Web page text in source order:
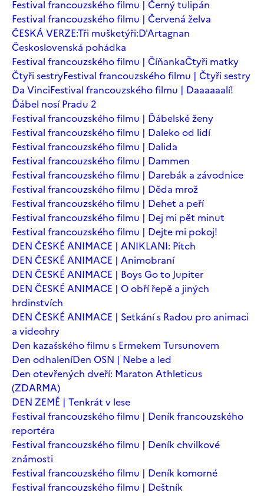
Festival francouzského filmu | Černý tulipán
Festival francouzského filmu | Červená želva
ČESKÁ VERZE:Tři mušketýři:D'Artagnan
Československá pohádka
Festival francouzského filmu | ČíňankaČtyři matky
Čtyři sestryFestival francouzského filmu | Čtyři sestry
Da VinciFestival francouzského filmu | Daaaaaalí!
Ďábel nosí Pradu 2
Festival francouzského filmu | Ďábelské ženy
Festival francouzského filmu | Daleko od lidí
Festival francouzského filmu | Dalida
Festival francouzského filmu | Dammen
Festival francouzského filmu | Darebák a závodnice
Festival francouzského filmu | Děda mrož
Festival francouzského filmu | Dehet a peří
Festival francouzského filmu | Dej mi pět minut
Festival francouzského filmu | Dejte mi pokoj!
DEN ČESKÉ ANIMACE | ANIKLANI: Pitch
DEN ČESKÉ ANIMACE | Animobraní
DEN ČESKÉ ANIMACE | Boys Go to Jupiter
DEN ČESKÉ ANIMACE | O obří řepě a jiných
hrdinstvích
DEN ČESKÉ ANIMACE | Setkání s Radou pro animaci
a videohry
Den kazašského filmu s Ermekem Tursunovem
Den odhaleníDen OSN | Nebe a led
Den otevřených dveří: Maraton Athleticus
(ZDARMA)
DEN ZEMĚ | Tenkrát v lese
Festival francouzského filmu | Deník francouzského
reportéra
Festival francouzského filmu | Deník chvilkové
známosti
Festival francouzského filmu | Deník komorné
Festival francouzského filmu | Deštník